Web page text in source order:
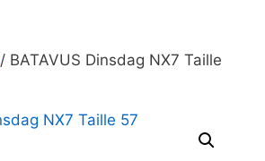
/ BATAVUS Dinsdag NX7 Taille